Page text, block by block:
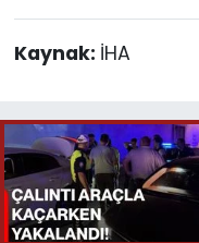
Kaynak: İHA